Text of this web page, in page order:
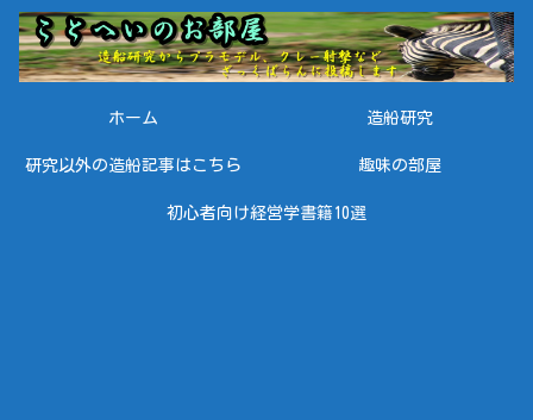
ホーム 造船研究
研究以外の造船記事はこちら 趣味の部屋
初心者向け経営学書籍10選